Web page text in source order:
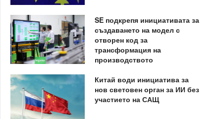
SE подкрепя инициативата за
създаването на модел с
отворен код за
трансформация на
производството
Китай води инициатива за
нов световен орган за ИИ без
участието на САЩ